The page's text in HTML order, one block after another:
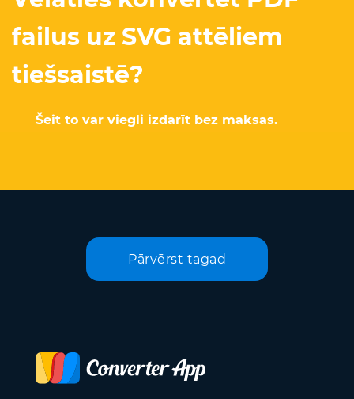
failus uz SVG attēliem
tiešsaistē?
Šeit to var viegli izdarīt bez maksas.
Pārvērst tagad